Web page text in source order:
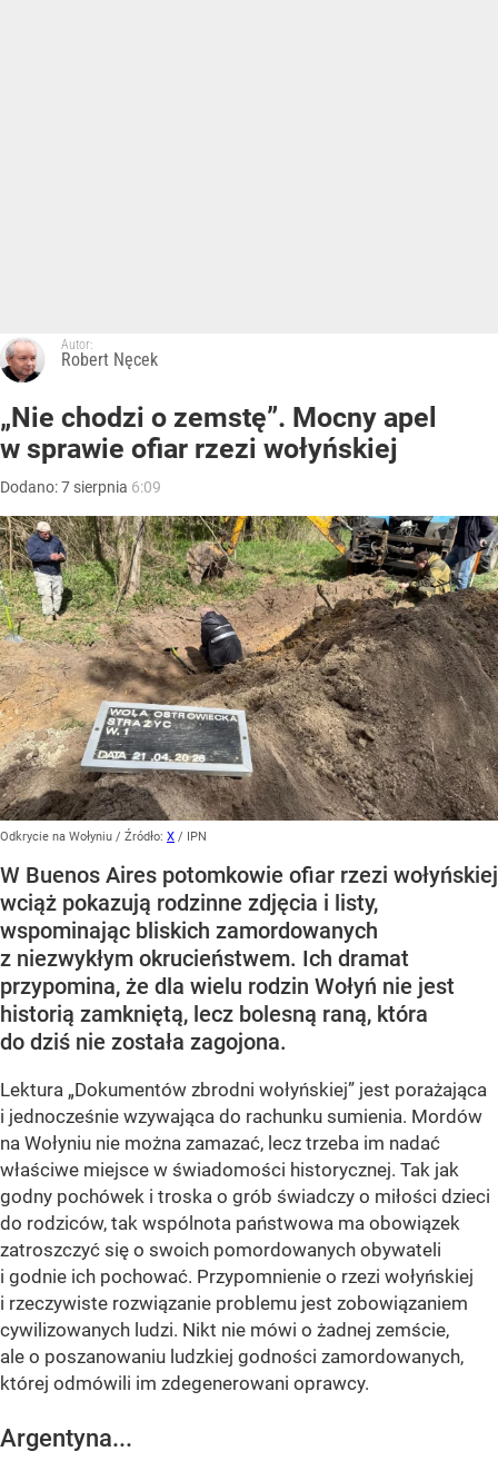
Autor:
Robert Nęcek
„Nie chodzi o zemstę”. Mocny apel
w sprawie ofiar rzezi wołyńskiej
Dodano:7 sierpnia 6:09
Odkrycie na Wołyniu / Źródło: X / IPN
W Buenos Aires potomkowie ofiar rzezi wołyńskiej
wciąż pokazują rodzinne zdjęcia i listy,
wspominając bliskich zamordowanych
z niezwykłym okrucieństwem. Ich dramat
przypomina, że dla wielu rodzin Wołyń nie jest
historią zamkniętą, lecz bolesną raną, która
do dziś nie została zagojona.
Lektura „Dokumentów zbrodni wołyńskiej” jest porażająca
i jednocześnie wzywająca do rachunku sumienia. Mordów
na Wołyniu nie można zamazać, lecz trzeba im nadać
właściwe miejsce w świadomości historycznej. Tak jak
godny pochówek i troska o grób świadczy o miłości dzieci
do rodziców, tak wspólnota państwowa ma obowiązek
zatroszczyć się o swoich pomordowanych obywateli
i godnie ich pochować. Przypomnienie o rzezi wołyńskiej
i rzeczywiste rozwiązanie problemu jest zobowiązaniem
cywilizowanych ludzi. Nikt nie mówi o żadnej zemście,
ale o poszanowaniu ludzkiej godności zamordowanych,
której odmówili im zdegenerowani oprawcy.
Argentyna...